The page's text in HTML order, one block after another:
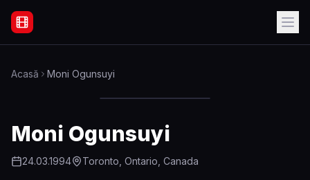
Filme Online Subtitrate - Acasă
Acasă Moni Ogunsuyi
Moni Ogunsuyi
24.03.1994 Toronto, Ontario, Canada